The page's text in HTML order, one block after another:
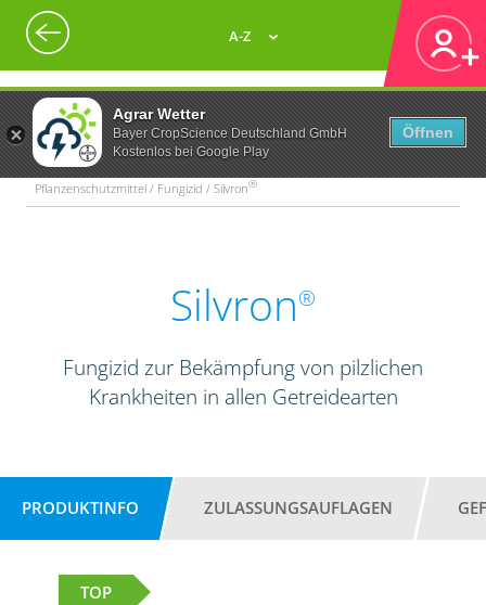
Agrar Wetter
Bayer CropScience Deutschland GmbH
Kostenlos bei Google Play
Öffnen
A-Z
Pflanzenschutzmittel / Fungizid / Silvron®
Silvron®
Fungizid zur Bekämpfung von pilzlichen
Krankheiten in allen Getreidearten
PRODUKTINFO ZULASSUNGSAUFLAGEN
TOP